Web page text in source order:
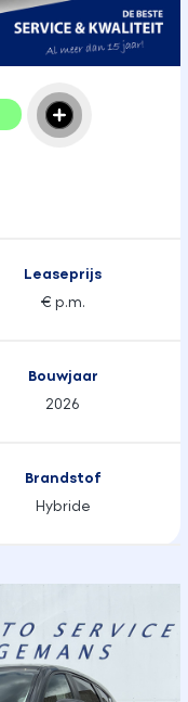
Leaseprijs
€ p.m.
Bouwjaar
2026
Brandstof
Hybride